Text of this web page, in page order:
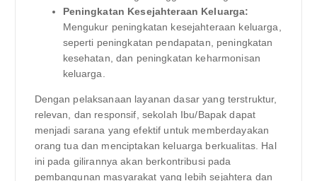
Peningkatan Kesejahteraan Keluarga:
Mengukur peningkatan kesejahteraan keluarga,
seperti peningkatan pendapatan, peningkatan
kesehatan, dan peningkatan keharmonisan
keluarga.
Dengan pelaksanaan layanan dasar yang terstruktur,
relevan, dan responsif, sekolah Ibu/Bapak dapat
menjadi sarana yang efektif untuk memberdayakan
orang tua dan menciptakan keluarga berkualitas. Hal
ini pada gilirannya akan berkontribusi pada
pembangunan masyarakat yang lebih sejahtera dan